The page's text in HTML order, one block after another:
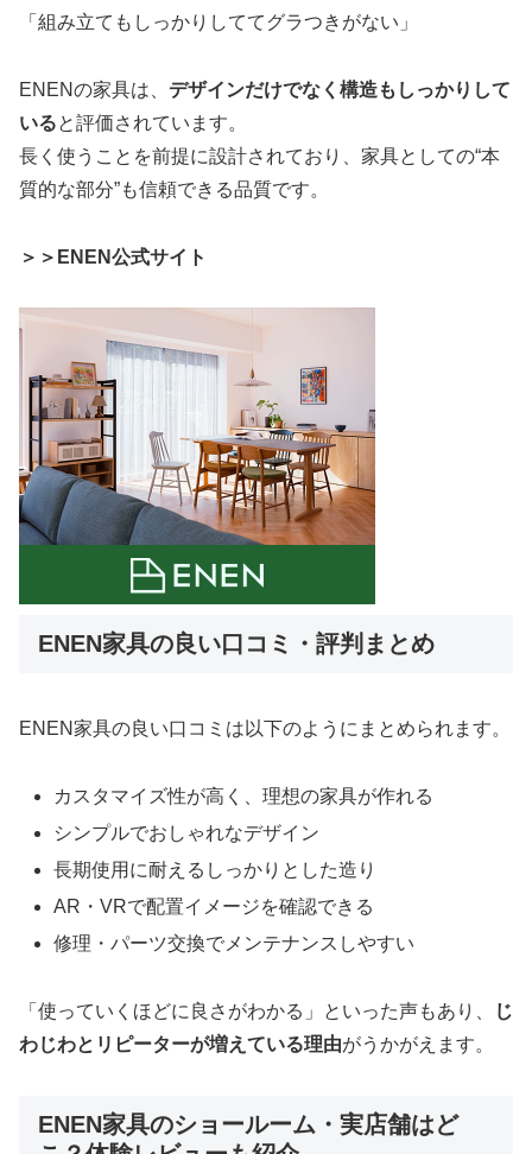
「組み立てもしっかりしててグラつきがない」
ENENの家具は、 デザインだけでなく構造もしっかりして
いると評価されています。
長く使うことを前提に設計されており、家具としての“本
質的な部分”も信頼できる品質です。
＞＞ENEN公式サイト
ENEN家具の良い口コミ・評判まとめ
ENEN家具の良い口コミは以下のようにまとめられます。
カスタマイズ性が高く、理想の家具が作れる
シンプルでおしゃれなデザイン
長期使用に耐えるしっかりとした造り
AR・VRで配置イメージを確認できる
修理・パーツ交換でメンテナンスしやすい
「使っていくほどに良さがわかる」といった声もあり、
じ
わじわとリピーターが増えている理由がうかがえます。
ENEN家具のショールーム・実店舗はど